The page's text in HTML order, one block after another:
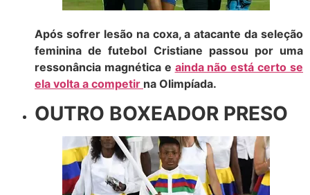
Após sofrer lesão na coxa, a atacante da seleção
feminina de futebol Cristiane passou por uma
ressonância magnética e ainda não está certo se
ela volta a competir na Olimpíada.
OUTRO BOXEADOR PRESO